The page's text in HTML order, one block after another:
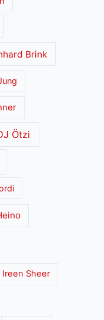
Brink
Ötzi
Ireen Sheer